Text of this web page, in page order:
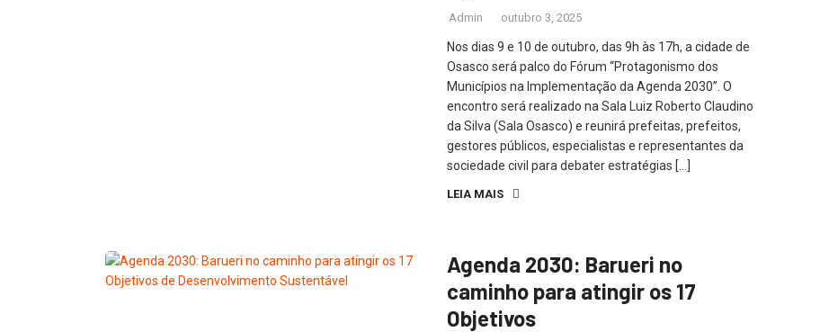
Admin outubro 3, 2025
Nos dias 9 e 10 de outubro, das 9h às 17h, a cidade de
Osasco será palco do Fórum “Protagonismo dos
Municípios na Implementação da Agenda 2030”. O
encontro será realizado na Sala Luiz Roberto Claudino
da Silva (Sala Osasco) e reunirá prefeitas, prefeitos,
gestores públicos, especialistas e representantes da
sociedade civil para debater estratégias […]
LEIA MAIS
Agenda 2030: Barueri no
caminho para atingir os 17
Objetivos